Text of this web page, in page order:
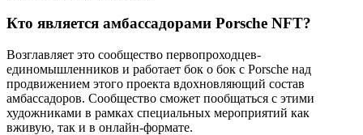
Кто является амбассадорами Porsche NFT?
Возглавляет это сообщество первопроходцев-
единомышленников и работает бок о бок с Porsche над
продвижением этого проекта вдохновляющий состав
амбассадоров. Сообщество сможет пообщаться с этими
художниками в рамках специальных мероприятий как
вживую, так и в онлайн-формате.